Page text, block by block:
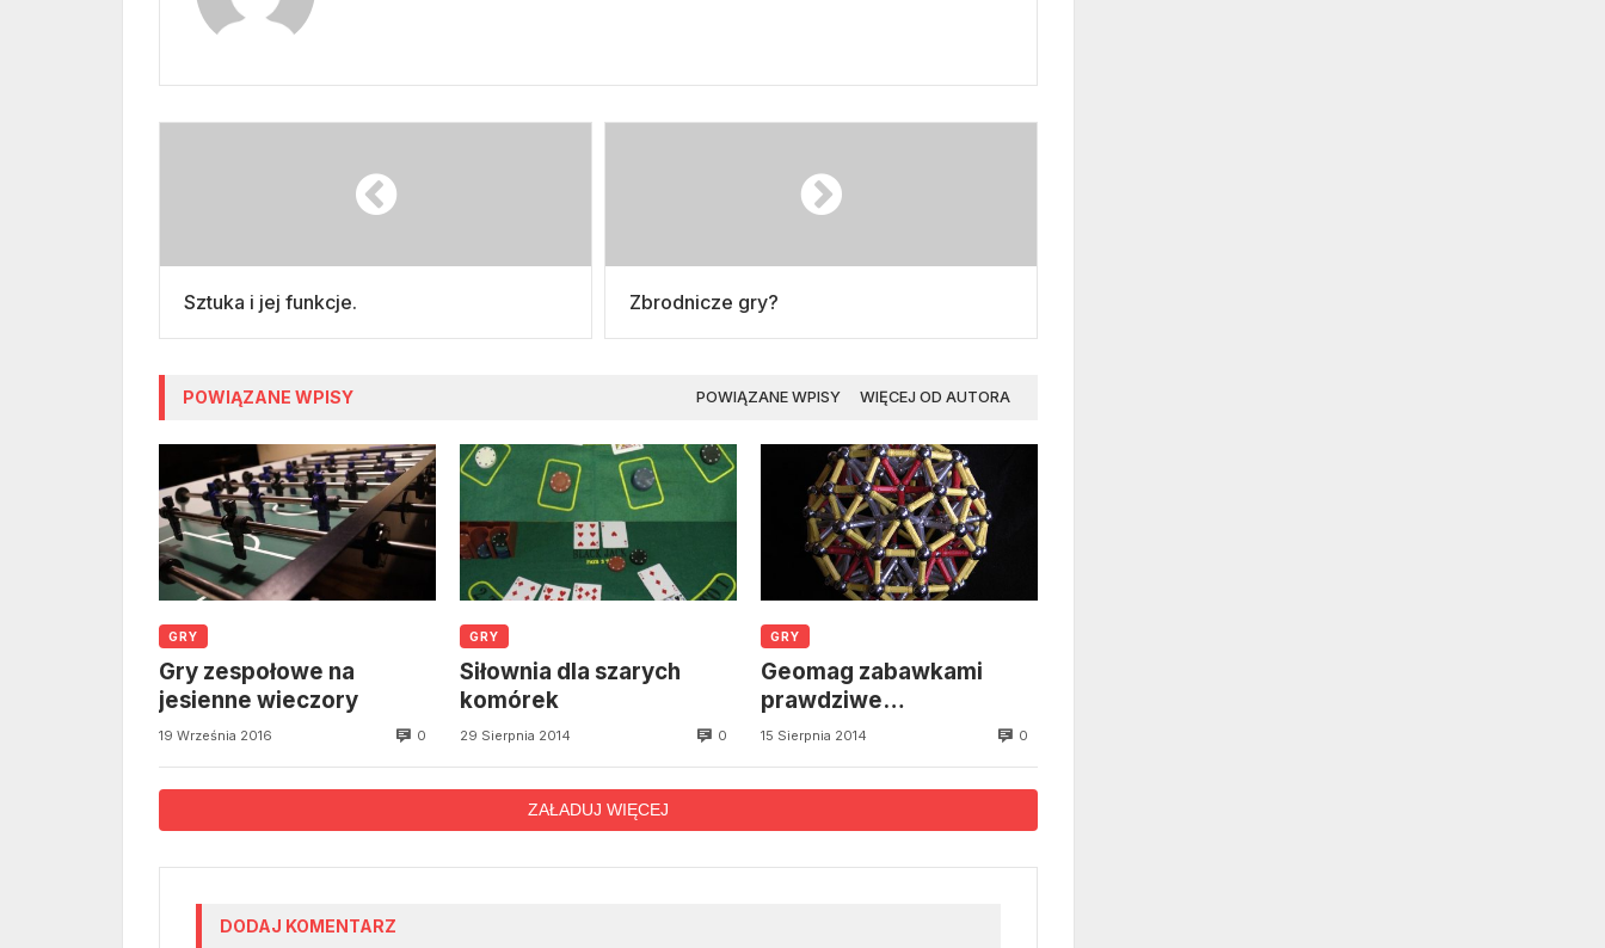
Sztuka i jej funkcje. Zbrodnicze gry?
POWIĄZANE WPISY POWIĄZANE WPISY WIĘCEJ OD AUTORA
GRY
Gry zespołowe na
jesienne wieczory
19 Września 2016 0
GRY
Siłownia dla szarych
komórek
29 Sierpnia 2014 0
GRY
Geomag zabawkami
prawdziwe
edukacyjnymi
15 Sierpnia 2014 0
ZAŁADUJ WIĘCEJ
DODAJ KOMENTARZ